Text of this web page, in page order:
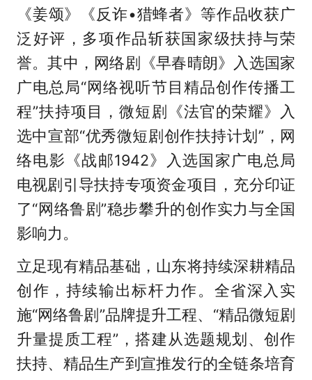
《姜颂》《反诈•猎蜂者》等作品收获广
泛好评，多项作品斩获国家级扶持与荣
誉。其中，网络剧《早春晴朗》入选国家
广电总局“网络视听节目精品创作传播工
程”扶持项目，微短剧《法官的荣耀》入
选中宣部“优秀微短剧创作扶持计划”，网
络电影《战邮1942》入选国家广电总局
电视剧引导扶持专项资金项目，充分印证
了“网络鲁剧”稳步攀升的创作实力与全国
影响力。
立足现有精品基础，山东将持续深耕精品
创作，持续输出标杆力作。全省深入实
施“网络鲁剧”品牌提升工程、“精品微短剧
升量提质工程”，搭建从选题规划、创作
扶持、精品生产到宣推发行的全链条培育